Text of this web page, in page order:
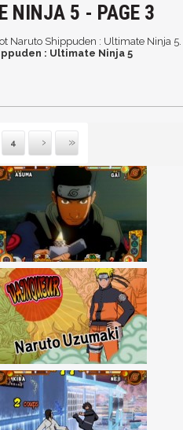
NINJA 5 - PAGE 3
Naruto Shippuden : Ultimate Ninja 5.
: Ultimate Ninja 5
4